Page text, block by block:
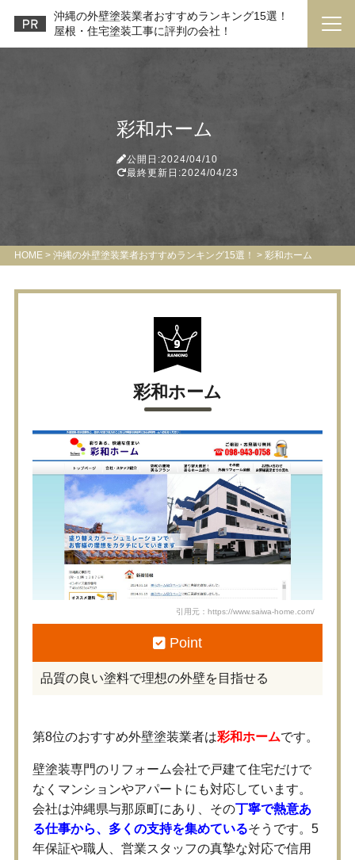
沖縄の外壁塗装業者おすすめランキング15選！
屋根・住宅塗装工事に評判の会社！
彩和ホーム
公開日:2024/04/10
最終更新日:2024/04/23
HOME> 沖縄の外壁塗装業者おすすめランキング15選！ > 彩和ホーム
彩和ホーム
引用元：https://www.saiwa-home.com/
Point
品質の良い塗料で理想の外壁を目指せる
第8位のおすすめ外壁塗装業者は彩和ホームです。
壁塗装専門のリフォーム会社で戸建て住宅だけで
なくマンションやアパートにも対応しています。
会社は沖縄県与那原町にあり、その丁寧で熱意あ
る仕事から、多くの支持を集めているそうです。5
年保証や職人、営業スタッフの真摯な対応で信用